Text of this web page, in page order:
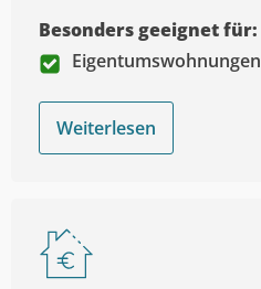
Besonders geeignet für:
Eigentumswohnungen
Weiterlesen